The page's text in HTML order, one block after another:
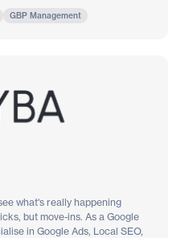
GBP Management
what's really happening
but move-ins. As a Google
in Google Ads, Local SEO,